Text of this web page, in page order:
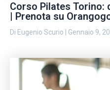
Corso Pilates
| Prenota su
Di Eugenio Scurio Gennaio 9,